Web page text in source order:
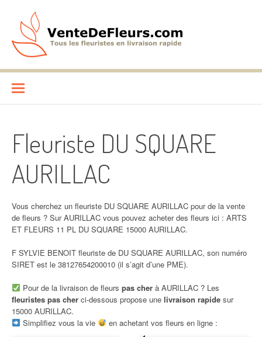
contenu
VenteDeFleurs.com
Fleuriste DU SQUARE
AURILLAC
Vous cherchez un fleuriste DU SQUARE AURILLAC pour de la vente
de fleurs ? Sur AURILLAC vous pouvez acheter des fleurs ici : ARTS
ET FLEURS 11 PL DU SQUARE 15000 AURILLAC.
F SYLVIE BENOIT fleuriste de DU SQUARE AURILLAC, son numéro
SIRET est le 38127654200010 (il s’agit d’une PME).
Pour de la livraison de fleurs pas cherà AURILLAC ? Les
fleuristes pas cher ci-dessous propose une livraison rapide sur
15000 AURILLAC.
Simplifiez vous la vie
en achetant vos fleurs en ligne :